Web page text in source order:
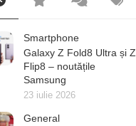
Smartphone
Galaxy Z Fold8 Ultra și Z
Flip8 – noutățile
Samsung
23 iulie 2026
General